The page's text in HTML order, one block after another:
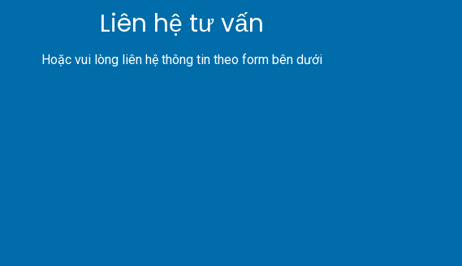
Liên hệ tư vấn
Hoặc vui lòng liên hệ thông tin theo form bên dưới